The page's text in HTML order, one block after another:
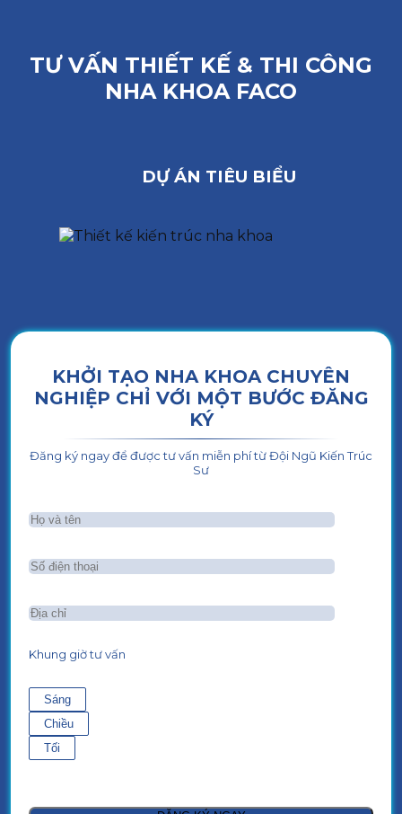
TƯ VẤN THIẾT KẾ & THI CÔNG
NHA KHOA FACO
DỰ ÁN TIÊU BIỂU
KHỞI TẠO NHA KHOA CHUYÊN
NGHIỆP CHỈ VỚI MỘT BƯỚC ĐĂNG
KÝ
Đăng ký ngay để được tư vấn miễn phí từ Đội Ngũ Kiến Trúc
Sư
Khung giờ tư vấn
Sáng
Chiều
Tối